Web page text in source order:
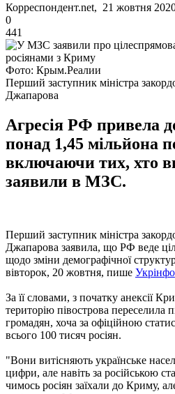
Корреспондент.net, 21 жовтня
0
441
Фото: Крым.Реалии
Перший заступник міністра
Джапарова
Агресія РФ привела
понад 1,45 мільйона
включаючи тих, хто
заявили в МЗС.
Перший заступник міністра
Джапарова заявила, що РФ веде
щодо зміни демографічної
вівторок, 20 жовтня, пише
За її словами, з початку анексії
територію півострова переселила
громадян, хоча за офіційною
всього 100 тисяч росіян.
"Вони витісняють українське
цифри, але навіть за російською
чимось росіян заїхали до Криму,